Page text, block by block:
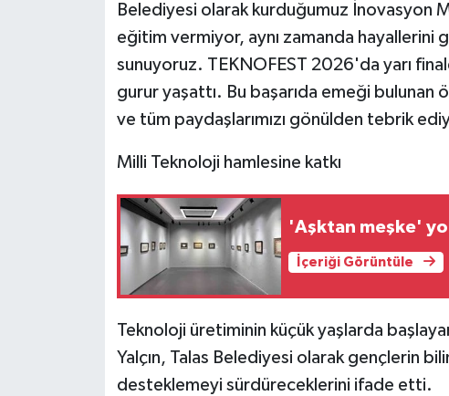
Belediyesi olarak kurduğumuz İnovasyon
eğitim vermiyor, aynı zamanda
sunuyoruz. TEKNOFEST 2026'da yarı
gurur yaşattı. Bu başarıda emeği
ve tüm paydaşlarımızı gönülden tebrik
Milli Teknoloji hamlesine katkı
'Aşktan meşke'
İçeriği Görüntüle
Teknoloji üretiminin küçük yaşlarda
Yalçın, Talas Belediyesi olarak gençlerin
desteklemeyi sürdüreceklerini ifade etti.
ÜLKE GÜNDEMİ
Yerel Haberler